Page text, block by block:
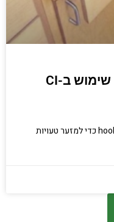
תשתית בינה מלאכותית: שימוש ב-CI
כיצד משתמשים בטכניקה פשוטה של hooks כדי למזער טעויות